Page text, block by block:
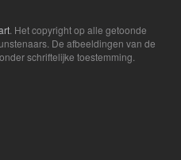
. Het copyright op alle getoonde
De afbeeldingen van de
schriftelijke toestemming.